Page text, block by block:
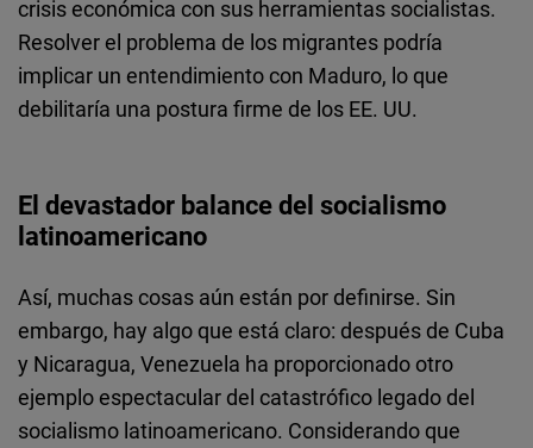
crisis económica con sus herramientas socialistas.
Resolver el problema de los migrantes podría
implicar un entendimiento con Maduro, lo que
debilitaría una postura firme de los EE. UU.
El devastador balance del socialismo
latinoamericano
Así, muchas cosas aún están por definirse. Sin
embargo, hay algo que está claro: después de Cuba
y Nicaragua, Venezuela ha proporcionado otro
ejemplo espectacular del catastrófico legado del
socialismo latinoamericano. Considerando que